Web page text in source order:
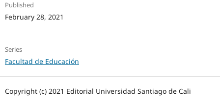
Published
February 28, 2021
Series
Facultad de Educación
Copyright (c) 2021 Editorial Universidad Santiago de Cali